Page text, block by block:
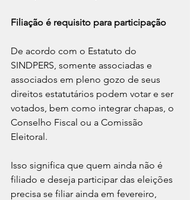
Filiação é requisito para participação
De acordo com o Estatuto do
SINDPERS, somente associadas e
associados em pleno gozo de seus
direitos estatutários podem votar e ser
votados, bem como integrar chapas, o
Conselho Fiscal ou a Comissão
Eleitoral.
Isso significa que quem ainda não é
filiado e deseja participar das eleições
precisa se filiar ainda em fevereiro,